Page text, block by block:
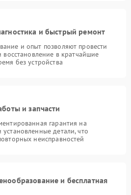
и быстрый ремонт
и опыт позволяют провести
восстановление в кратчайшие
без устройства
и запчасти
гарантия на
детали, что
неисправностей
и бесплатная